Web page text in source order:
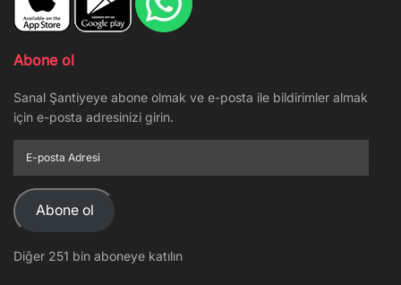
Abone ol
Sanal Şantiyeye abone olmak ve e-posta ile bildirimler almak
için e-posta adresinizi girin.
posta
Adresi
Abone ol
Diğer 251 bin aboneye katılın